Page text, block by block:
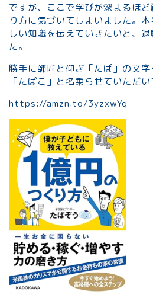
ですが、ここで学びが深まるほ
り方に気づいてしまいました。
しい知識を伝えていきたいと、
た。
勝手に師匠と仰ぎ「たぱ」の文
「たぱこ」と名乗らせていただ
https://amzn.to/3yzxwYq